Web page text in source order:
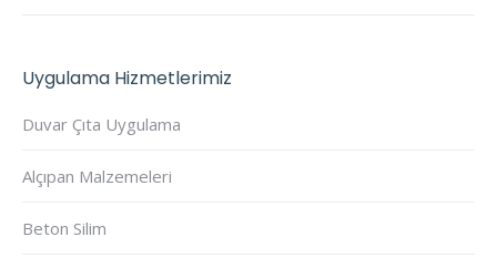
Uygulama Hizmetlerimiz
Duvar Çıta Uygulama
Alçıpan Malzemeleri
Beton Silim